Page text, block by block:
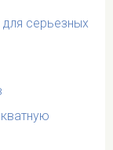
серьезных